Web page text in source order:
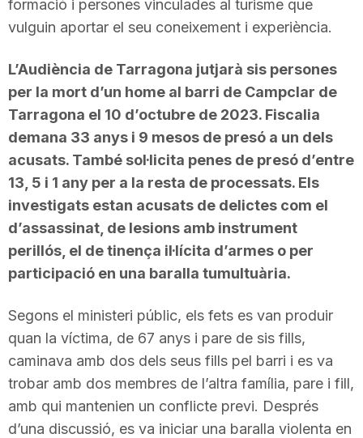
formació i persones vinculades al turisme que
vulguin aportar el seu coneixement i experiència.
L’Audiència de Tarragona jutjarà sis persones
per la mort d’un home al barri de Campclar de
Tarragona el 10 d’octubre de 2023. Fiscalia
demana 33 anys i 9 mesos de presó a un dels
acusats. També sol·licita penes de presó d’entre
13, 5 i 1 any per a la resta de processats. Els
investigats estan acusats de delictes com el
d’assassinat, de lesions amb instrument
perillós, el de tinença il·lícita d’armes o per
participació en una baralla tumultuària.
Segons el ministeri públic, els fets es van produir
quan la víctima, de 67 anys i pare de sis fills,
caminava amb dos dels seus fills pel barri i es va
trobar amb dos membres de l’altra família, pare i fill,
amb qui mantenien un conflicte previ. Després
d’una discussió, es va iniciar una baralla violenta en